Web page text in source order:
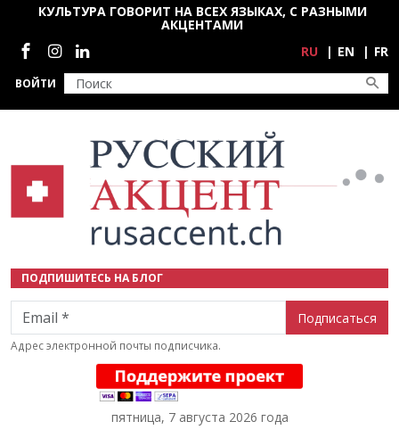
Перейти к основному содержанию
ВОЙТИ
КУЛЬТУРА ГОВОРИТ НА ВСЕХ ЯЗЫКАХ, С РАЗНЫМИ
АКЦЕНТАМИ
Социальные сети
RU EN FR
ПОДПИШИТЕСЬ НА БЛОГ
Email
Адрес электронной почты подписчика.
пятница, 7 августа 2026 года